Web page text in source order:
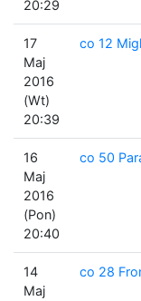
20:29
17
Maj
2016
(Wt)
20:39
co 12
16
Maj
2016
(Pon)
20:40
co 50
14
Maj
co 28